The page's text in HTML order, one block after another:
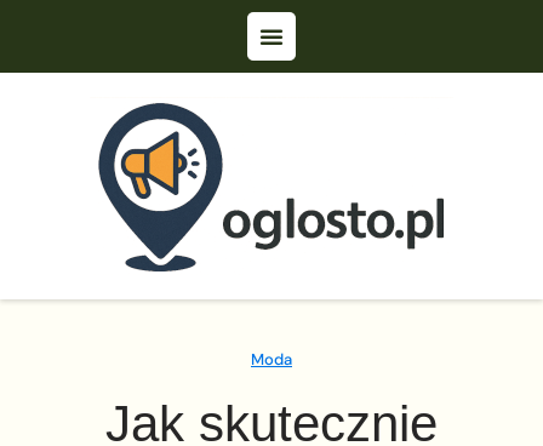
Moda
Jak skutecznie